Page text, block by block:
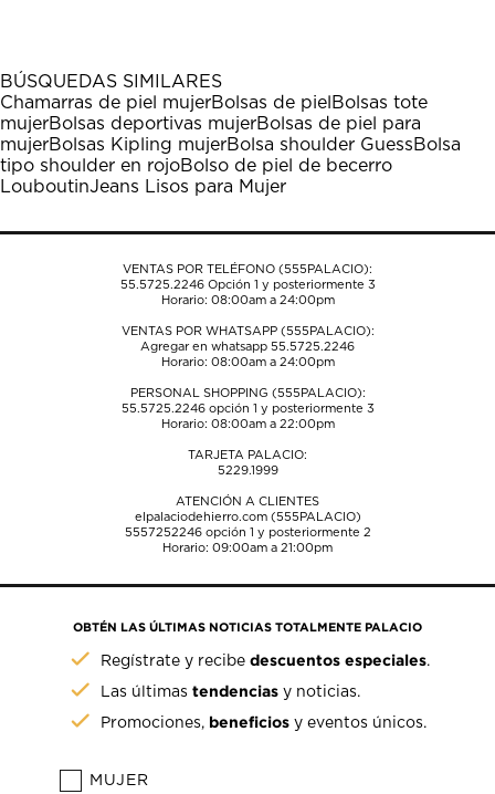
1
estrella
Esta
acción
abrirá
el
formulario
envío.
estrellas.
Esta
acción
abrirá
el
formulario
envío.
estrellas.
Esta
acción
abrirá
el
formulario
envío.
estrellas.
Esta
acción
abrirá
el
formulario
envío.
estrellas.
Esta
acción
abrirá
el
formulario
envío.
BÚSQUEDAS SIMILARES
Chamarras de piel mujerBolsas de piel Bolsas tote
mujerBolsas deportivas mujerBolsas de piel para
mujerBolsas Kipling mujerBolsa shoulder GuessBolsa
tipo shoulder en rojoBolso de piel de becerro
LouboutinJeans Lisos para Mujer
VENTAS POR TELÉFONO (555PALACIO):
55.5725.2246Opción 1 y posteriormente 3
Horario: 08:00am a 24:00pm
VENTAS POR WHATSAPP (555PALACIO):
Agregar en whatsapp 55.5725.2246
Horario: 08:00am a 24:00pm
PERSONAL SHOPPING (555PALACIO):
55.5725.2246opción 1 y posteriormente 3
Horario: 08:00am a 22:00pm
TARJETA PALACIO:
5229.1999
ATENCIÓN A CLIENTES
elpalaciodehierro.com (555PALACIO)
5557252246opción 1 y posteriormente 2
Horario: 09:00am a 21:00pm
OBTÉN LAS ÚLTIMAS NOTICIAS TOTALMENTE PALACIO
Regístrate y recibedescuentos especiales.
Las últimastendencias y noticias.
Promociones, beneficios y eventos únicos.
MUJER